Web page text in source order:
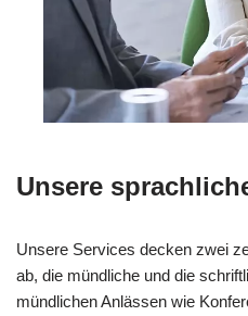
Unsere
Unsere Services decken zwei
ab, die mündliche und die
mündlichen Anlässen wie